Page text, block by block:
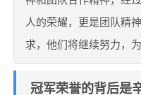
人的荣耀，更是团队精
求，他们将继续努力，
冠军荣誉的背后是